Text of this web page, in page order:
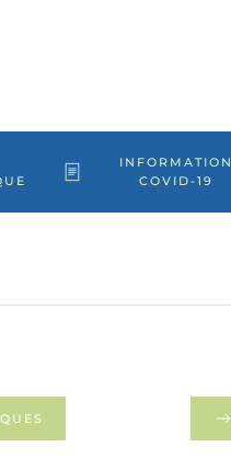
INFORMATION
COVID-19